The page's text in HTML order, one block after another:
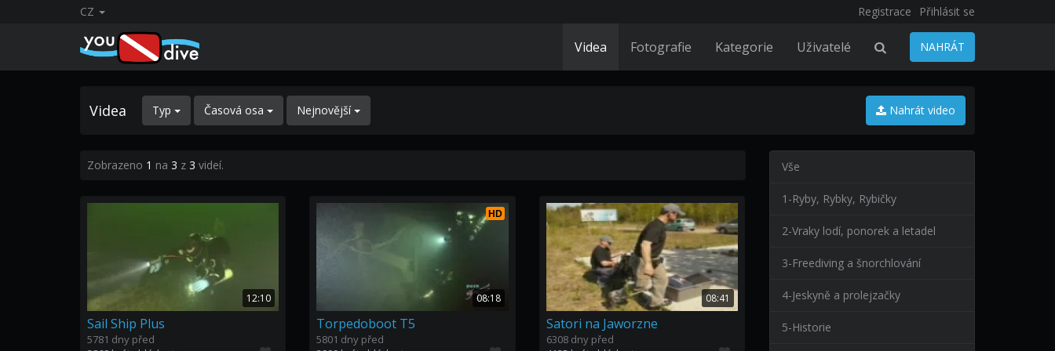
CZ Registrace Přihlásit se
Videa Fotografie Kategorie Uživatelé NAHRÁT
Videa Typ Časová osa Nejnovější Nahrát video
Zobrazeno 1 na 3 z 3 videí.
12:10
Sail Ship Plus
5781 dny před
HD
08:18
Torpedoboot T5
5801 dny před
08:41
Satori na Jaworzne
6308 dny před
Vše
1-Ryby, Rybky, Rybičky
2-Vraky lodí, ponorek a letadel
3-Freediving a šnorchlování
4-Jeskyně a prolejzačky
5-Historie